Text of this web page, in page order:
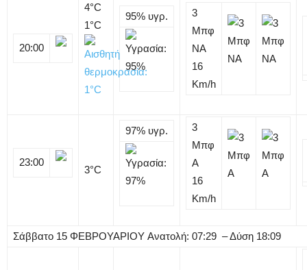
20:00
4°C
1°C
95% υγρ.
3
Μπφ
NA
16
Km/h
23:00
3°C
97% υγρ.
3
Μπφ
Α
16
Km/h
Σάββατο 15 ΦΕΒΡΟΥΑΡΙΟΥ Ανατολή: 07:29 – Δύση 18:09